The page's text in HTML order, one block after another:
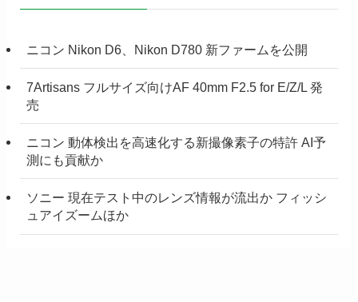
ニコン Nikon D6、Nikon D780 新ファームを公開
7Artisans フルサイズ向けAF 40mm F2.5 for E/Z/L 発
売
ニコン 動体検出を高速化する新撮像素子の特許 AI予
測にも貢献か
ソニー 現在テスト中のレンズ情報が流出か フィッシ
ュアイズームほか